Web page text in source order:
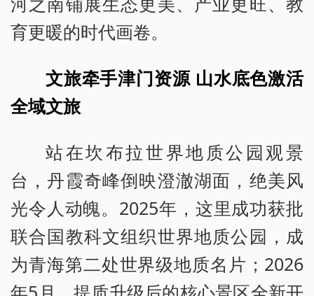
育更暖的时代画卷。
文旅牵手津门资源 山水底色激活
全域文旅
站在坎布拉世界地质公园观景
台，丹霞奇峰倒映澄澈湖面，绝美风
光令人动魄。2025年，这里成功获批
联合国教科文组织世界地质公园，成
为青海第二处世界级地质名片；2026